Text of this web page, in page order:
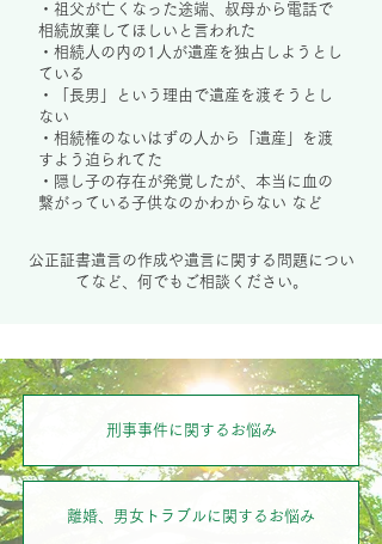
・祖父が亡くなった途端、叔母から電話で
相続放棄してほしいと言われた
・相続人の内の1人が遺産を独占しようとし
ている
・「長男」という理由で遺産を渡そうとし
ない
・相続権のないはずの人から「遺産」を渡
すよう迫られてた
・隠し子の存在が発覚したが、本当に血の
繋がっている子供なのかわからない など
公正証書遺言の作成や遺言に関する問題につい
てなど、何でもご相談ください。
刑事事件に関するお悩み
離婚、男女トラブルに関するお悩み